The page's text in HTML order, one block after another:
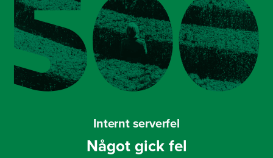
Internt serverfel
Något gick fel